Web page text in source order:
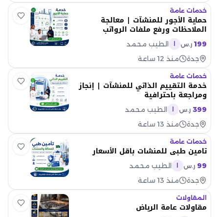
خدمات عامة
حماية الأجور للمنشآت | معالجة
الملاحظات ورفع ملفات الرواتب
199 ر.س
الطيب محمد
جدة
منذ 12 ساعة
خدمات عامة
خدمة التقييم الذاتي للمنشآت | إنجاز
ومراجعة باحترافية
399 ر.س
الطيب محمد
جدة
منذ 13 ساعة
خدمات عامة
تامين طبي للمنشات باقل الأسعار
99 ر.س
الطيب محمد
جدة
منذ 13 ساعة
المقاولات
مقاولات عامة الرياض